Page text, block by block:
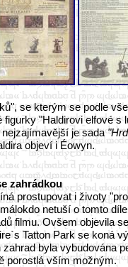
se kterým se podle
figurky "Haldirovi elfové s
je sada
objeví i Éowyn.
zahrádkou
prostupovat i životy
netuší o tomto
filmu. Ovšem objevila
Tatton Park se koná
byla vybudována
porostlá vším možným.